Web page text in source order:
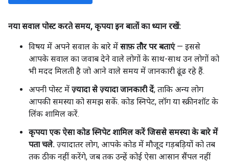
नया सवाल पोस्ट करते समय, कृपया इन बातों का ध्यान रखें:
विषय में अपने सवाल के बारे में साफ़ तौर पर बताएं— इससे
आपके सवाल का जवाब देने वाले लोगों के साथ-साथ उन लोगों को
भी मदद मिलती है जो आने वाले समय में जानकारी ढूंढ रहे हैं.
अपनी पोस्ट में ज़्यादा से ज़्यादा जानकारी दें, ताकि अन्य लोग
आपकी समस्या को समझ सकें. कोड स्निपेट, लॉग या स्क्रीनशॉट के
लिंक शामिल करें.
कृपया एक ऐसा कोड स्निपेट शामिल करें जिससे समस्या के बारे में
पता चले. ज़्यादातर लोग, आपके कोड में मौजूद गड़बड़ियों को तब
तक ठीक नहीं करेंगे, जब तक उन्हें कोई ऐसा आसान सैंपल नहीं